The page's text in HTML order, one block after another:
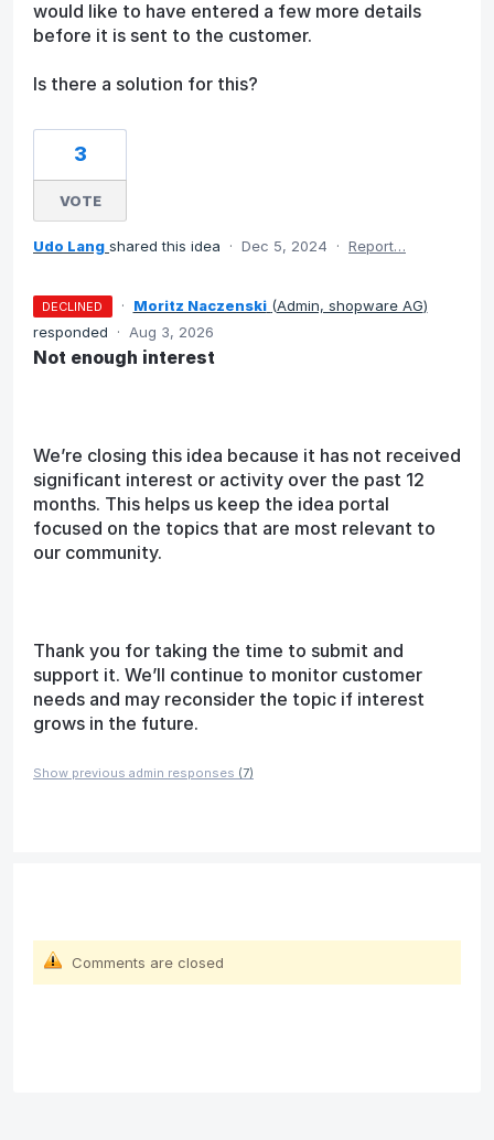
would like to have entered a few more details
before it is sent to the customer.
Is there a solution for this?
3
VOTE
Udo Lang shared this idea · Dec 5, 2024 · Report…
DECLINED · Moritz Naczenski (Admin, shopware AG)
responded
· Aug 3, 2026
Not enough interest
We’re closing this idea because it has not received
significant interest or activity over the past 12
months. This helps us keep the idea portal
focused on the topics that are most relevant to
our community.
Thank you for taking the time to submit and
support it. We’ll continue to monitor customer
needs and may reconsider the topic if interest
grows in the future.
Show previous admin responses (7)
Comments are closed